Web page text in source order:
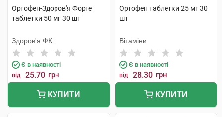
Ортофен-Здоров'я Форте
таблетки 50 мг 30 шт
Здоров'я ФК
Є в наявності
від 25.70 грн
КУПИТИ
Ортофен таблетки 25 мг 30
шт
Вітаміни
Є в наявності
від 28.30 грн
КУПИТИ